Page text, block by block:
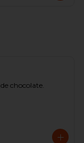
chocolate.